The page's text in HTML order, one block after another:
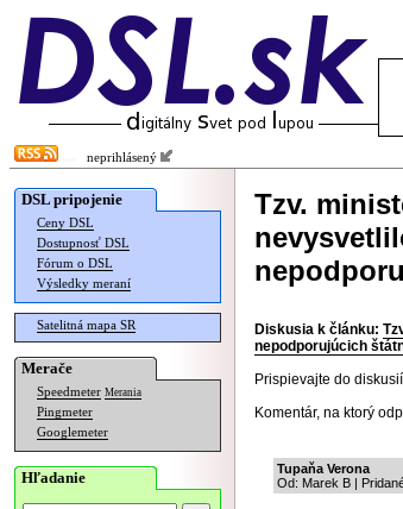
neprihlásený
DSL pripojenie
Ceny DSL
Dostupnosť DSL
Fórum o DSL
Výsledky meraní
Satelitná mapa SR
Merače
Speedmeter Merania
Pingmeter
Googlemeter
Hľadanie
Tzv.
Diskusia k článku:
nepodporujúcich
Prispievajte do
Komentár, na ktorý
Tupaňa Verona
Od: Marek B |